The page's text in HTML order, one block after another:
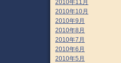
2010年11月
2010年10月
2010年9月
2010年8月
2010年7月
2010年6月
2010年5月